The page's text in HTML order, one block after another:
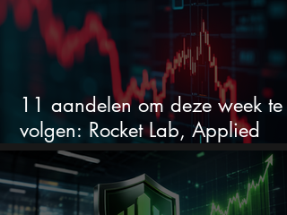
11 aandelen om deze week te
volgen: Rocket Lab, Applied
Materials en de zwaarste AI-test